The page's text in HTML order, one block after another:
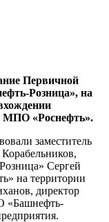
Первичной
Розница», на
МПО «Роснефть».
заместитель
Сергей
на территории
директор
«Башнефть-